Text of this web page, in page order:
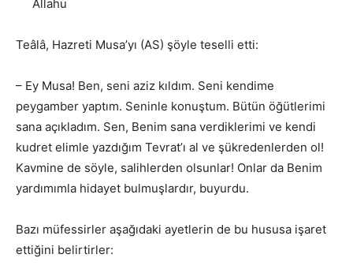
Allahu
Teâlâ, Hazreti Musa’yı (AS) şöyle teselli etti:
– Ey Musa! Ben, seni aziz kıldım. Seni kendime
peygamber yaptım. Seninle konuştum. Bütün öğütlerimi
sana açıkladım. Sen, Benim sana verdiklerimi ve kendi
kudret elimle yazdığım Tevrat’ı al ve şükredenlerden ol!
Kavmine de söyle, salihlerden olsunlar! Onlar da Benim
yardımımla hidayet bulmuşlardır, buyurdu.
Bazı müfessirler aşağıdaki ayetlerin de bu hususa işaret
ettiğini belirtirler: